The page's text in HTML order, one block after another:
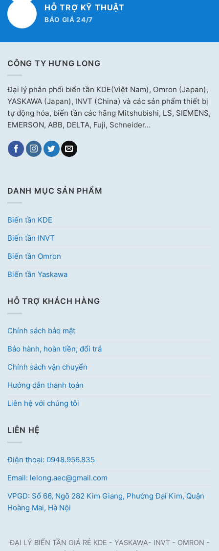
HỖ TRỢ KỸ THUẬT
BÁO GIÁ 24/7
CÔNG TY HƯNG LONG
Đại lý phân phối biến tần KDE(Việt Nam), Omron (Japan),
YASKAWA (Japan), INVT (China) và các sản phẩm thiết bị
tự động hóa, biến tần các hãng Mitshubishi, LS, SIEMENS,
EMERSON, ABB, DELTA, Fuji, Schneider…
DANH MỤC SẢN PHẨM
Biến tần KDE
Biến tần INVT
Biến tần Omron
Biến tần Yaskawa
HỖ TRỢ KHÁCH HÀNG
Chính sách bảo mật
Bảo hành, hoàn tiền, đổi trả
Chính sách vận chuyển
Hướng dẫn thanh toán
Liên hệ với chúng tôi
LIÊN HỆ
Điện thoại: 0948.956.835
Email: lelong.aec@gmail.com
VPGD: Số 66, Ngõ 282 Kim Giang, Phường Đại Kim, Quận
Hoàng Mai, Hà Nội
ĐẠI LÝ BIẾN TẦN GIÁ RẺ KDE - YASKAWA- INVT - OMRON -